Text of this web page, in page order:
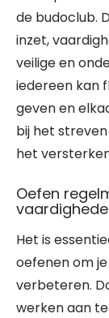
de budoclub.
inzet,
veilige en
iedereen kan
geven en
bij het
het
Oefen
Het is
oefenen om
verbeteren.
werken aan